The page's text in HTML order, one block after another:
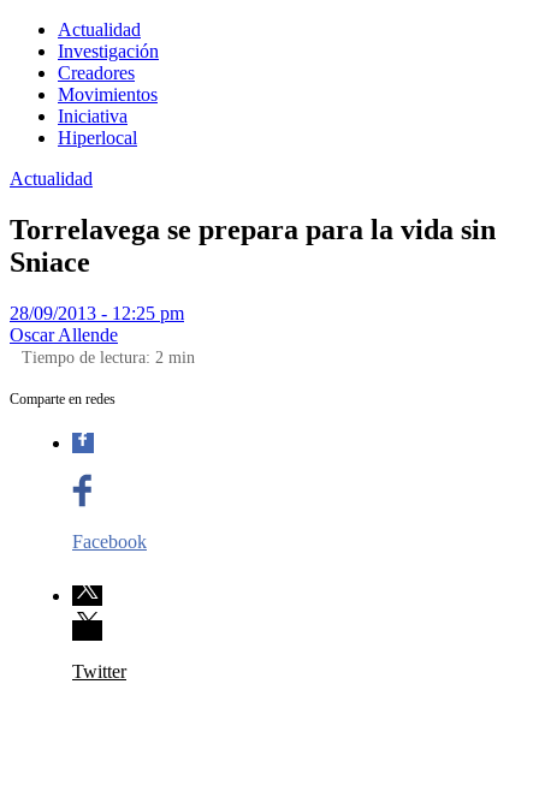
Actualidad
Investigación
Creadores
Movimientos
Iniciativa
Hiperlocal
Actualidad
Torrelavega se prepara para la vida sin
Sniace
28/09/2013 - 12:25 pm
Oscar Allende
Tiempo de lectura: 2 min
Comparte en redes
Facebook
Twitter